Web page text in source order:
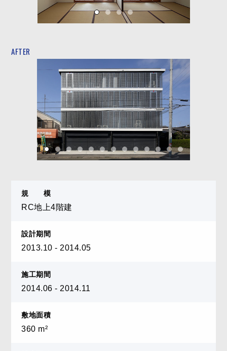
AFTER
規 模
RC地上4階建
設計期間
2013.10 - 2014.05
施工期間
2014.06 - 2014.11
敷地面積
360 m²